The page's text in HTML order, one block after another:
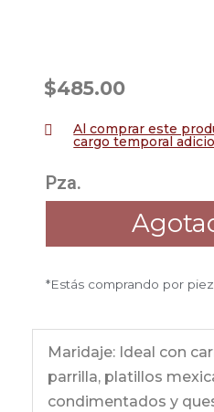
5
$485.00
Al comprar este
cargo temporal
Pza.
*Estás comprando por
Maridaje: Ideal con
parrilla, platillos
condimentados y